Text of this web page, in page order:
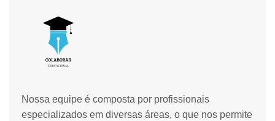
Nossa equipe é composta por profissionais
especializados em diversas áreas, o que nos permite